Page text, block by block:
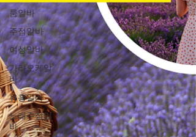
룸알바
주점알바
여성알바
가라오케알
바
유흥알바
노래주점알
바